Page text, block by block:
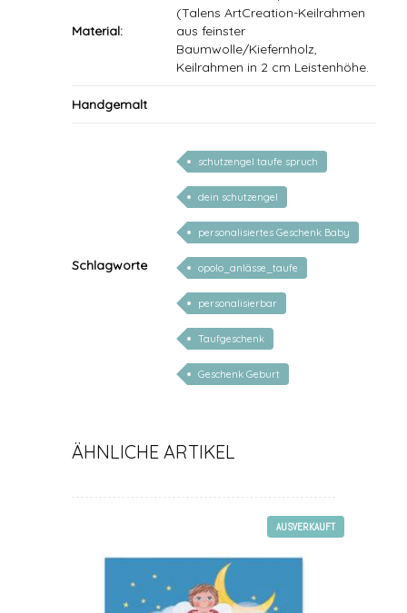
Material:
(Talens ArtCreation-Keilrahmen
aus feinster
Baumwolle/Kiefernholz,
Keilrahmen in 2 cm Leistenhöhe.
Handgemalt
Schlagworte
schutzengel taufe spruch
dein schutzengel
personalisiertes Geschenk Baby
opolo_anlässe_taufe
personalisierbar
Taufgeschenk
Geschenk Geburt
ÄHNLICHE ARTIKEL
AUSVERKAUFT